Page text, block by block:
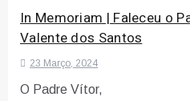
In Memoriam | Faleceu o
Valente dos Santos
23 Março, 2024
O Padre Vítor,